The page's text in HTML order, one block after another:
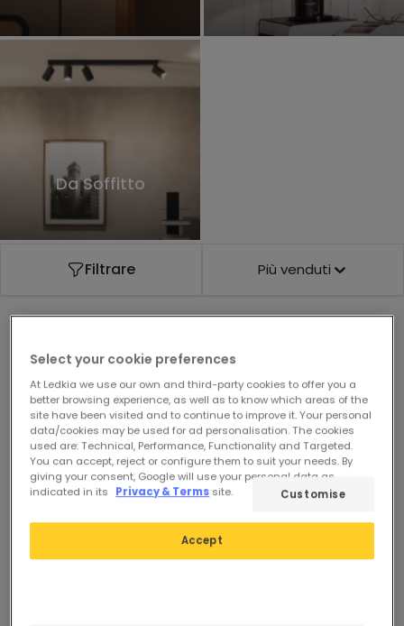
Da Soffitto
Filtrare Più venduti
tavolo industriali
-11% -25%
Select your cookie preferences
At Ledkia we use our own and third-party cookies to offer you a
better browsing experience, as well as to know which areas of the
site have been visited and to continue to improve it. Your personal
data/cookies may be used for ad personalisation. The cookies
used are: Technical, Performance, Functionality and Targeted.
You can accept, reject or configure them to suit your needs. By
giving your consent, Google will use your personal data as
indicated in its
Privacy & Terms site.
Accept
Customise